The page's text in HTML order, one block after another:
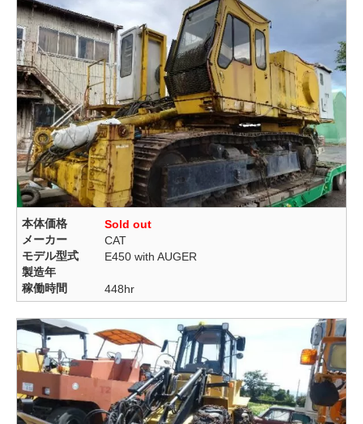
本体価格
Sold out
メーカー
CAT
モデル型式
E450 with AUGER
製造年
稼働時間
448hr